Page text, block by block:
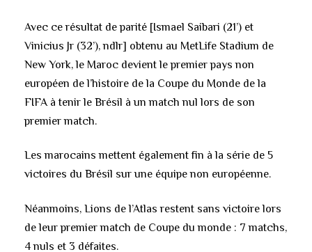
Avec ce résultat de parité [Ismael Saibari (21’) et
Vinicius Jr (32’), ndlr] obtenu au MetLife Stadium de
New York, le Maroc devient le premier pays non
européen de l’histoire de la Coupe du Monde de la
FIFA à tenir le Brésil à un match nul lors de son
premier match.
Les marocains mettent également fin à la série de 5
victoires du Brésil sur une équipe non européenne.
Néanmoins, Lions de l’Atlas restent sans victoire lors
de leur premier match de Coupe du monde : 7 matchs,
4 nuls et 3 défaites.